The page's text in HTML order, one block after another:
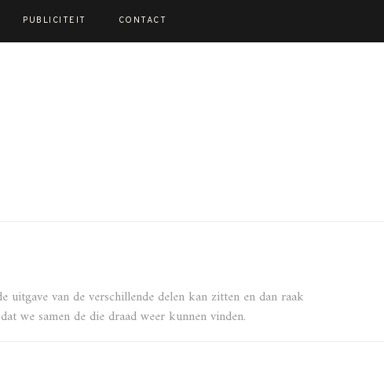
PUBLICITEIT CONTACT
van de verschillende delen kan zitten en dan raak
we samen de die draad weer kunnen vinden.